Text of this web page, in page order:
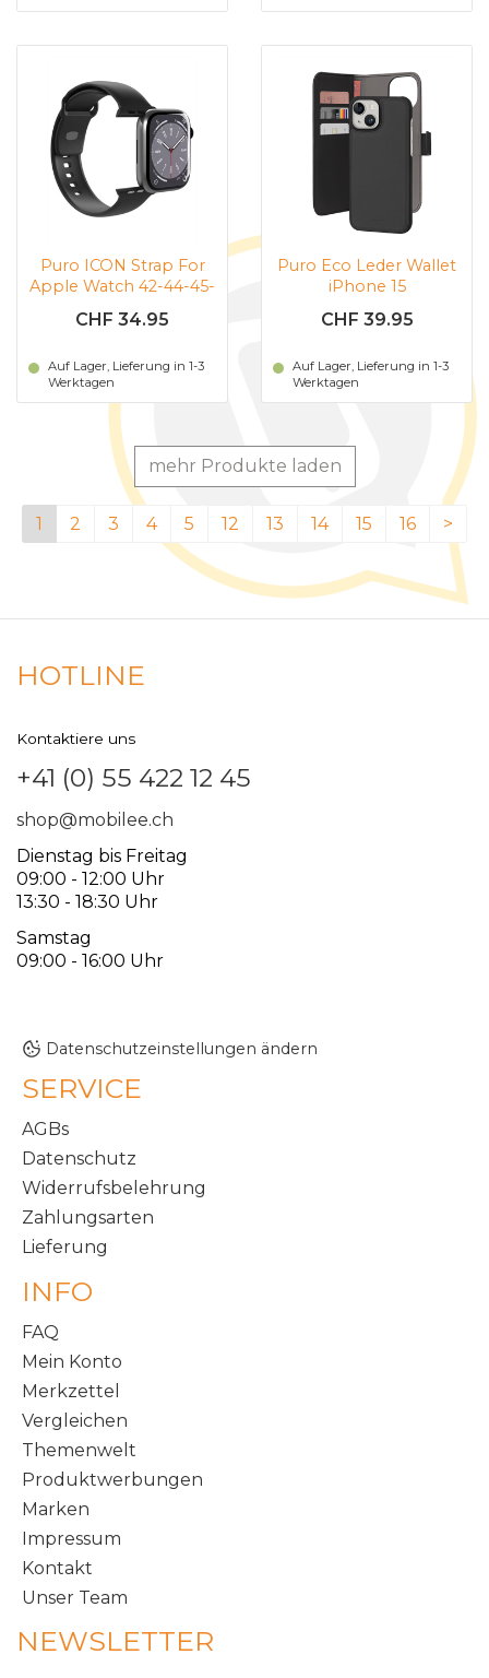
Puro ICON Strap For
Apple Watch 42-44-45-
CHF 34.95
Auf Lager, Lieferung in 1-3
Werktagen
Puro Eco Leder Wallet
iPhone 15
CHF 39.95
Auf Lager, Lieferung in 1-3
Werktagen
mehr Produkte laden
1 2 3 4 5 12 13 14 15 16 >
HOTLINE
Kontaktiere uns
+41 (0) 55 422 12 45
shop@mobilee.ch
Dienstag bis Freitag
09:00 - 12:00 Uhr
13:30 - 18:30 Uhr
Samstag
09:00 - 16:00 Uhr
Datenschutzeinstellungen ändern
SERVICE
AGBs
Datenschutz
Widerrufsbelehrung
Zahlungsarten
Lieferung
INFO
FAQ
Mein Konto
Merkzettel
Vergleichen
Themenwelt
Produktwerbungen
Marken
Impressum
Kontakt
Unser Team
NEWSLETTER